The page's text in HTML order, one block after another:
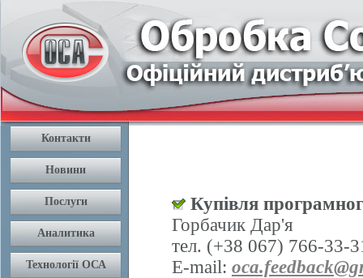
Купівля
Горбачик Дар'я
тел. (+38 067) 766-33-
E-mail: